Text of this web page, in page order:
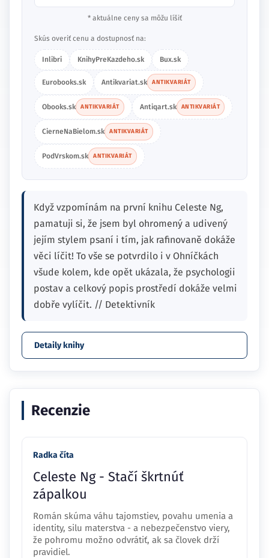
* aktuálne ceny sa môžu líšiť
Skús overiť cenu a dostupnosť na:
Inlibri KnihyPreKazdeho.sk Bux.sk
Eurobooks.sk Antikvariat.sk ANTIKVARIÁT
Obooks.sk ANTIKVARIÁT Antiqart.sk ANTIKVARIÁT
CierneNaBielom.sk ANTIKVARIÁT
PodVrskom.sk ANTIKVARIÁT
Když vzpomínám na první knihu Celeste Ng,
pamatuji si, že jsem byl ohromený a udivený
jejím stylem psaní i tím, jak rafinovaně dokáže
věci líčit! To vše se potvrdilo i v Ohníčkách
všude kolem, kde opět ukázala, že psychologii
postav a celkový popis prostředí dokáže velmi
dobře vylíčit. // Detektivník
Detaily knihy
Recenzie
Radka číta
Celeste Ng - Stačí škrtnúť
zápalkou
Román skúma váhu tajomstiev, povahu umenia a
identity, silu materstva - a nebezpečenstvo viery,
že pohromu možno odvrátiť, ak sa človek drží
pravidiel.